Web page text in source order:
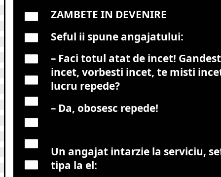
ZAMBETE IN DEVENIRE
Seful ii spune angajatului:
– Faci totul atat de incet!
incet, vorbesti incet, te misti
lucru repede?
– Da, obosesc repede!
Un angajat intarzie la serviciu,
tipa la el: